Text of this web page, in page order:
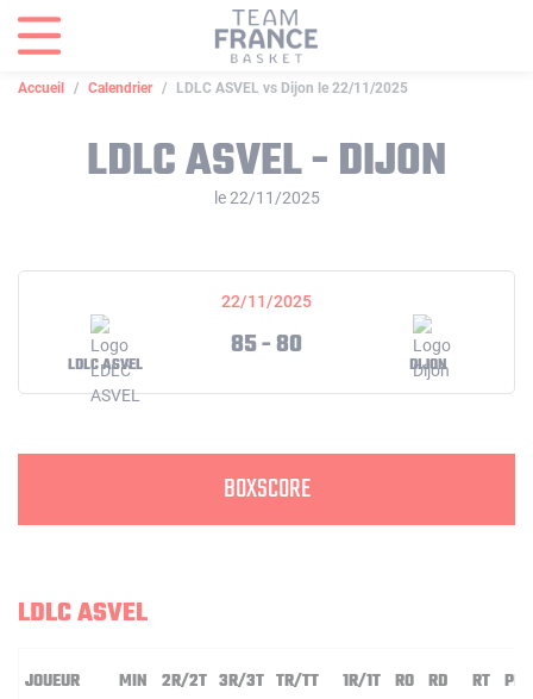
Accueil Calendrier LDLC ASVEL vs Dijon le 22/11/2025
LDLC ASVEL - DIJON
le 22/11/2025
22/11/2025
LDLC ASVEL
85 - 80
DIJON
BOXSCORE
LDLC ASVEL
JOUEUR MIN 2R/2T 3R/3T TR/TT 1R/1T RO RD RT PD
Panneau de gestion des cookies